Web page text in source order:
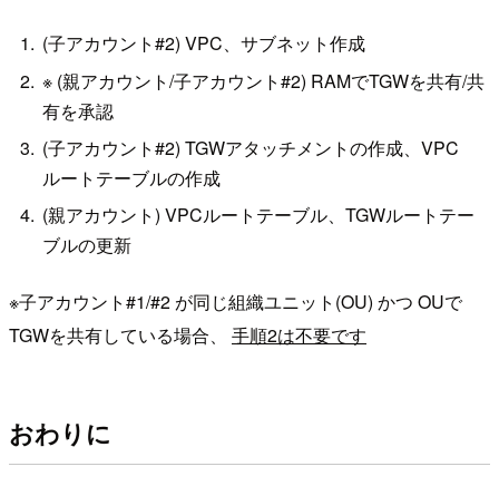
(子アカウント#2) VPC、サブネット作成
※ (親アカウント/子アカウント#2) RAMでTGWを共有/共
有を承認
(子アカウント#2) TGWアタッチメントの作成、VPC
ルートテーブルの作成
(親アカウント) VPCルートテーブル、TGWルートテー
ブルの更新
※子アカウント#1/#2 が同じ組織ユニット(OU) かつ OUで
TGWを共有している場合、 手順2は不要です
おわりに